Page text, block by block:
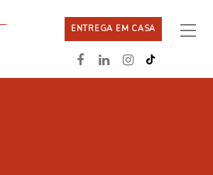
ENTREGA EM CASA